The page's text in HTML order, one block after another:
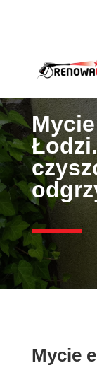
Mycie